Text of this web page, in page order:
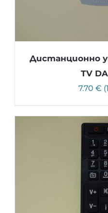
Дистанционно
TV
7.70 €